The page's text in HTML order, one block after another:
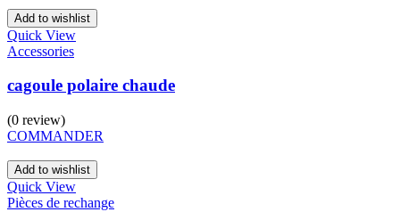
Add to wishlist
Quick View
Accessories
cagoule polaire chaude
(0 review)
COMMANDER
Add to wishlist
Quick View
Pièces de rechange